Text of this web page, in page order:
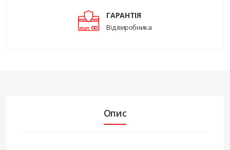
ГАРАНТІЯ
Від виробника
Опис